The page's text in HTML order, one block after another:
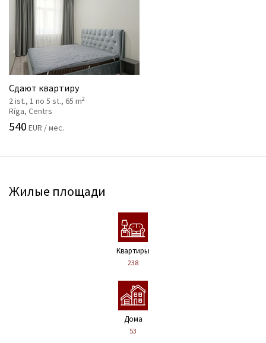
Сдают квартиру
2 ist., 1 no 5 st., 65 m2
Rīga, Centrs
540 EUR / мес.
Жилые площади
Kвартиры
238
Дома
53